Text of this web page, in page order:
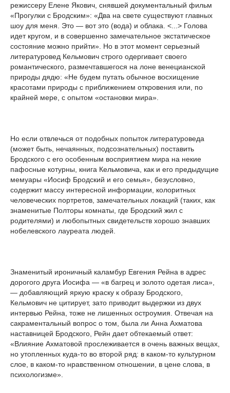
режиссеру Елене Якович, снявшей документальный фильм
«Прогулки с Бродским»: «Два на свете существуют главных
шоу для меня. Это — вот это (вода) и облака. <...> Голова
идет кругом, и в совершенно замечательное экстатическое
состояние можно прийти». Но в этот момент серьезный
литературовед Кельмович строго одергивает своего
романтического, размечтавшегося на лоне венецианской
природы дядю: «Не будем путать обычное восхищение
красотами природы с приближением откровения или, по
крайней мере, с опытом «остановки мира».
Но если отвлечься от подобных попыток литературоведа
(может быть, нечаянных, подсознательных) поставить
Бродского с его особенным восприятием мира на некие
пафосные котурны, книга Кельмовича, как и его предыдущие
мемуары «Иосиф Бродский и его семья», безусловно,
содержит массу интересной информации, колоритных
человеческих портретов, замечательных локаций (таких, как
знаменитые Полторы комнаты, где Бродский жил с
родителями) и любопытных свидетельств хорошо знавших
нобелевского лауреата людей.
Знаменитый ироничный каламбур Евгения Рейна в адрес
дорогого друга Иосифа — «в багрец и золото одетая лиса»,
— добавляющий яркую краску к образу Бродского,
Кельмович не цитирует, зато приводит выдержки из двух
интервью Рейна, тоже не лишенных остроумия. Отвечая на
сакраментальный вопрос о том, была ли Анна Ахматова
наставницей Бродского, Рейн дает обтекаемый ответ:
«Влияние Ахматовой прослеживается в очень важных вещах,
но утопленных куда-то во второй ряд: в каком-то культурном
слое, в каком-то нравственном отношении, в цене слова, в
психологизме».